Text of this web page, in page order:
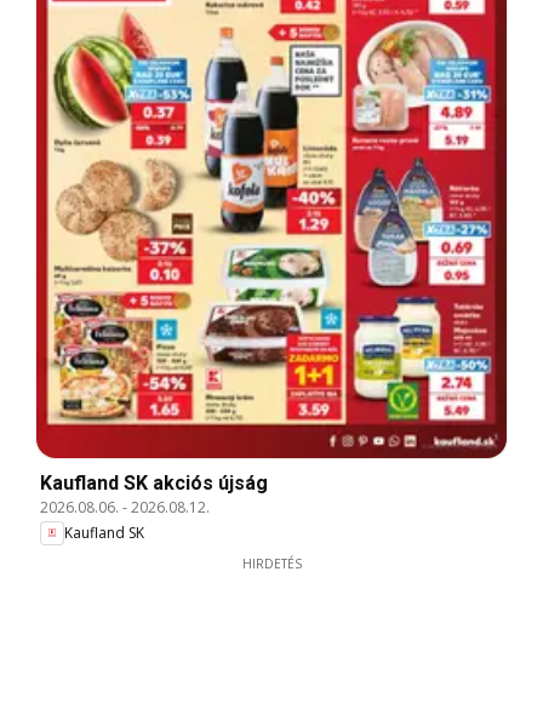
Kaufland SK akciós újság
2026.08.06. -2026.08.12.
Kaufland SK
HIRDETÉS